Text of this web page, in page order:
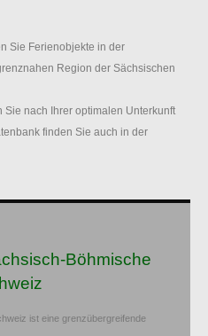
Sie Ferienobjekte in der
Region der Sächsischen
Sie nach Ihrer optimalen Unterkunft
finden Sie auch in der
Böhmische
ist eine grenzübergreifende